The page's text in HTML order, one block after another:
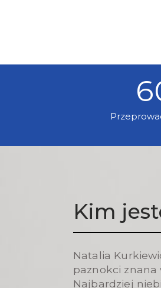
Kim
Natalia
paznokci znana
Najbardziej